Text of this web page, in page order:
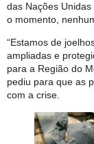
das Nações
o momento,
“Estamos de
ampliadas e
para a Região do
pediu para que as
com a crise.